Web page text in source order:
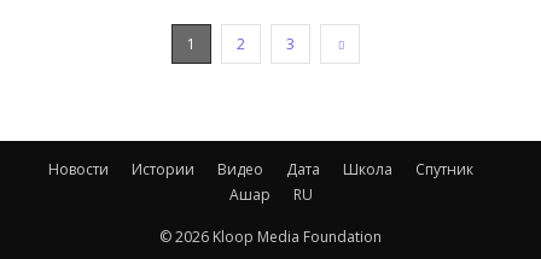
1 2 3
Новости Истории Видео Дата Школа
Спутник
Ашар
RU
© 2026 Kloop Media Foundation